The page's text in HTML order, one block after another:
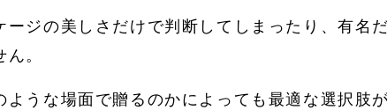
ジの美しさだけで判断してしまったり、有名
。
うな場面で贈るのかによっても最適な選択肢